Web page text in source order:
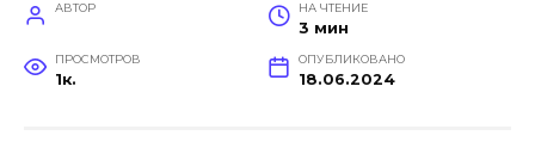
АВТОР НА ЧТЕНИЕ
3 мин
ПРОСМОТРОВ
1к.
ОПУБЛИКОВАНО
18.06.2024